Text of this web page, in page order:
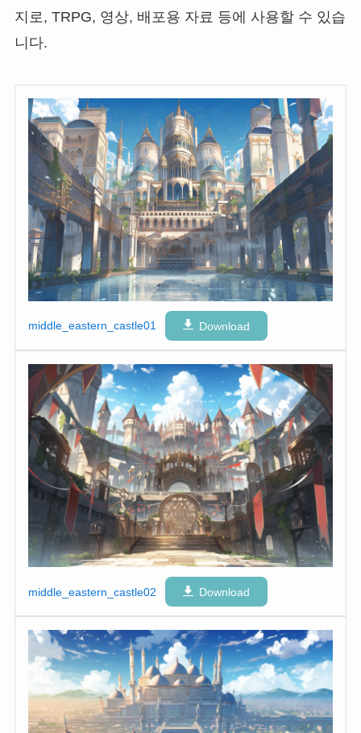
지로, TRPG, 영상, 배포용 자료 등에 사용할 수 있습
니다.
middle_eastern_castle01 Download
middle_eastern_castle02 Download